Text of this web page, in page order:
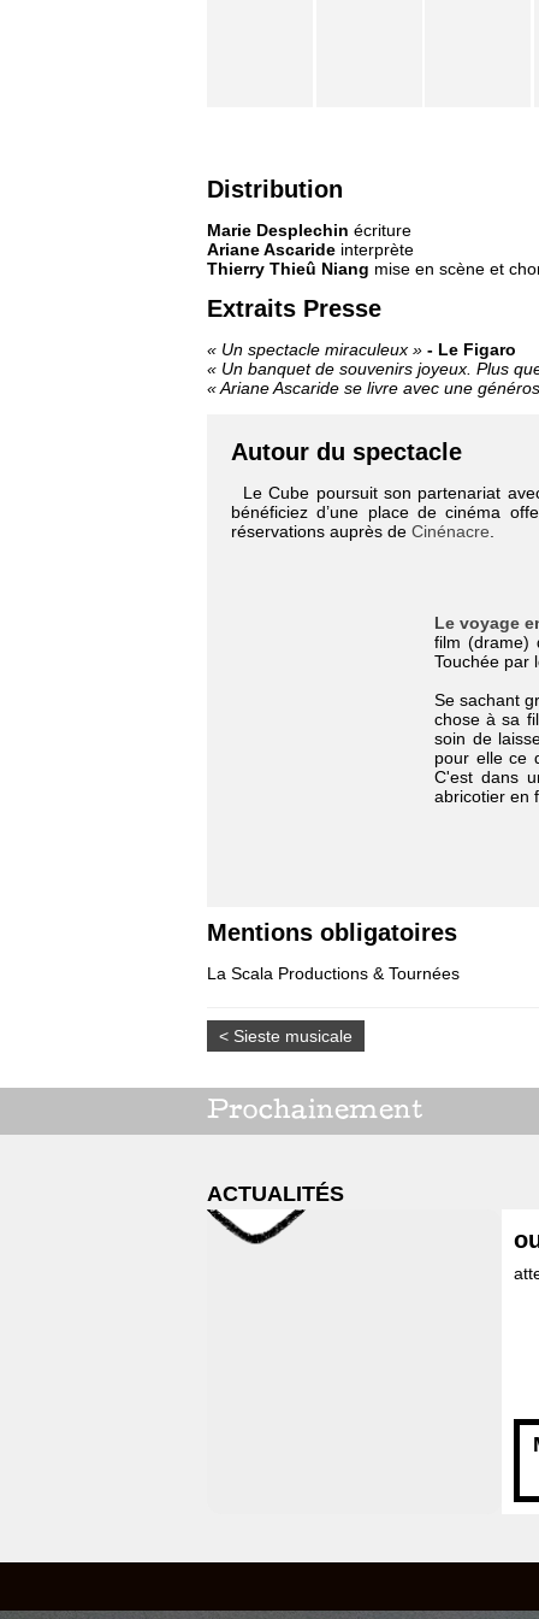
Distribution
Marie Desplechin écriture
Ariane Ascaride interprète
Thierry Thieû Niang mise en scène et
Extraits Presse
« Un spectacle miraculeux » - Le Figaro
« Un banquet de souvenirs joyeux. Plus
« Ariane Ascaride se livre avec une
Autour du spectacle
Le Cube poursuit son partenariat
bénéficiez d’une place de cinéma
réservations auprès de Cinénacre
Le voyage
film (drame)
Touchée par
Se sachant
chose à sa
soin de
pour elle ce
C'est dans
abricotier en
Mentions obligatoires
La Scala Productions & Tournées
< Sieste musicale
Prochainement
ACTUALITÉS